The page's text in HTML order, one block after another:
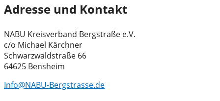
Adresse und Kontakt
NABU Kreisverband Bergstraße e.V.
c/o Michael Kärchner
Schwarzwaldstraße 66
64625 Bensheim
Info@NABU-Bergstrasse.de